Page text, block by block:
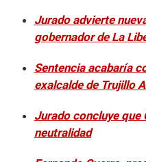
Jurado advierte
gobernador de La
Sentencia acabaría
exalcalde de Trujillo
Jurado concluye que
neutralidad